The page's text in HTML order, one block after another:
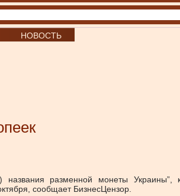
НОВОСТЬ
названия разменной монеты
сообщает БизнесЦензор.